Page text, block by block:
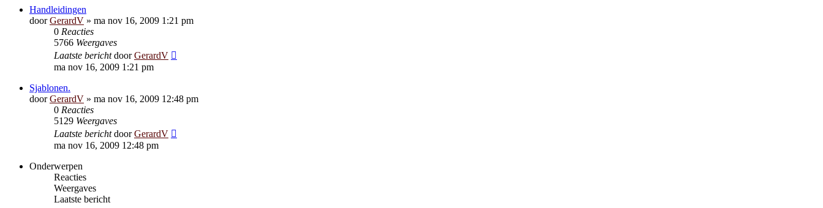
Handleidingen
doorGerardV » ma nov 16, 2009 1:21 pm
0 Reacties
5766 Weergaves
Laatste berichtdoorGerardV
ma nov 16, 2009 1:21 pm
Sjablonen.
doorGerardV » ma nov 16, 2009 12:48 pm
0 Reacties
5129 Weergaves
Laatste berichtdoorGerardV
ma nov 16, 2009 12:48 pm
Onderwerpen
Reacties
Weergaves
Laatste bericht